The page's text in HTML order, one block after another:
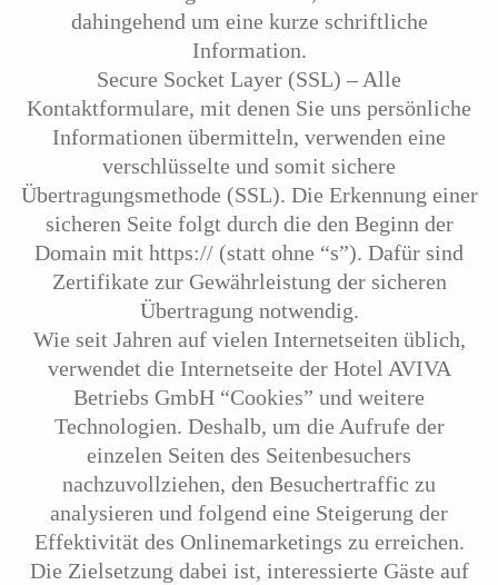
dahingehend um eine kurze schriftliche
Information.
Secure Socket Layer (SSL) – Alle
Kontaktformulare, mit denen Sie uns persönliche
Informationen übermitteln, verwenden eine
verschlüsselte und somit sichere
Übertragungsmethode (SSL). Die Erkennung einer
sicheren Seite folgt durch die den Beginn der
Domain mit https:// (statt ohne “s”). Dafür sind
Zertifikate zur Gewährleistung der sicheren
Übertragung notwendig.
Wie seit Jahren auf vielen Internetseiten üblich,
verwendet die Internetseite der Hotel AVIVA
Betriebs GmbH “Cookies” und weitere
Technologien. Deshalb, um die Aufrufe der
einzelen Seiten des Seitenbesuchers
nachzuvollziehen, den Besuchertraffic zu
analysieren und folgend eine Steigerung der
Effektivität des Onlinemarketings zu erreichen.
Die Zielsetzung dabei ist, interessierte Gäste auf